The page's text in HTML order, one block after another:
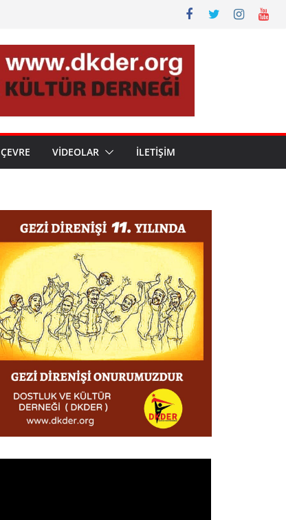
ÇEVRE VİDEOLAR İLETİŞİM